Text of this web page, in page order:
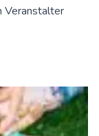
Veranstalter